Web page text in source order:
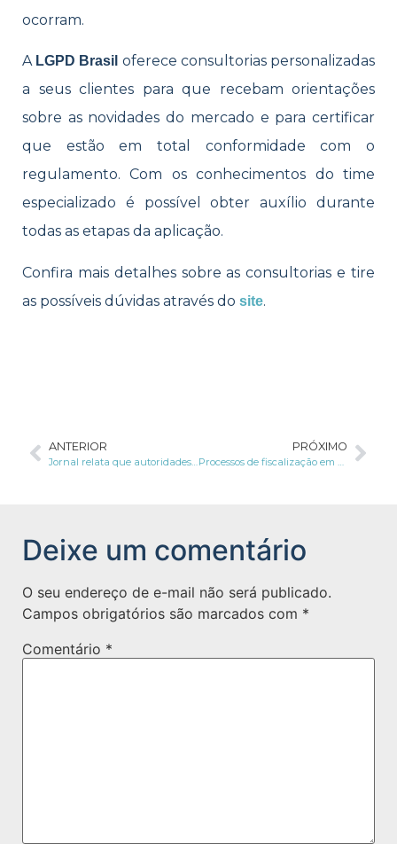
ocorram.
A LGPD Brasil oferece consultorias personalizadas
a seus clientes para que recebam orientações
sobre as novidades do mercado e para certificar
que estão em total conformidade com o
regulamento. Com os conhecimentos do time
especializado é possível obter auxílio durante
todas as etapas da aplicação.
Confira mais detalhes sobre as consultorias e tire
as possíveis dúvidas através do site.
ANTERIOR
Jornal relata que autoridades alemãs estão investigando infrações de proteção de dados pela Tesla
PRÓXIMO
Processos de fiscalização em curso são divulgados pela ANPD
Deixe um comentário
O seu endereço de e-mail não será publicado.
Campos obrigatórios são marcados com *
Comentário *